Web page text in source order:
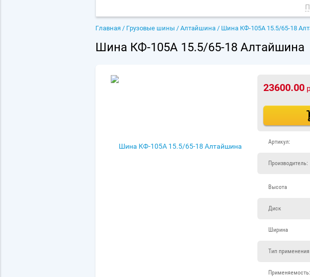
Главная / Грузовые шины / Алтайшина / Шина КФ-105А 15.5/65-18
Шина КФ-105А 15.5/65-18 Алтайшина
23600.00
Артикул:
Производитель:
Высота
Диск
Ширина
Тип применения
Применяемость: